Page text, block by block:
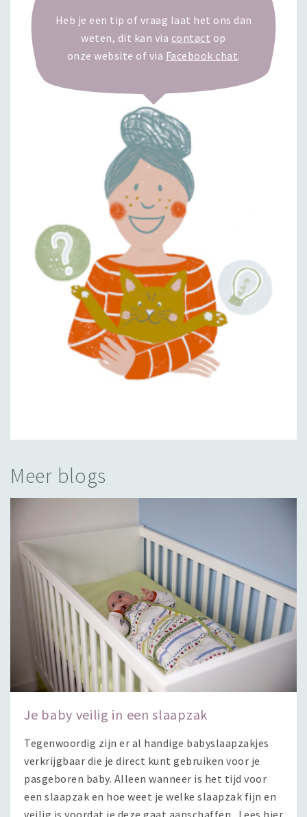
Heb je een tip of vraag laat het ons dan
weten, dit kan via contact op
onze website of via Facebook chat.
Meer blogs
Je baby veilig in een slaapzak
Tegenwoordig zijn er al handige babyslaapzakjes
verkrijgbaar die je direct kunt gebruiken voor je
pasgeboren baby. Alleen wanneer is het tijd voor
een slaapzak en hoe weet je welke slaapzak fijn en
veilig is voordat je deze gaat aanschaffen. Lees hier